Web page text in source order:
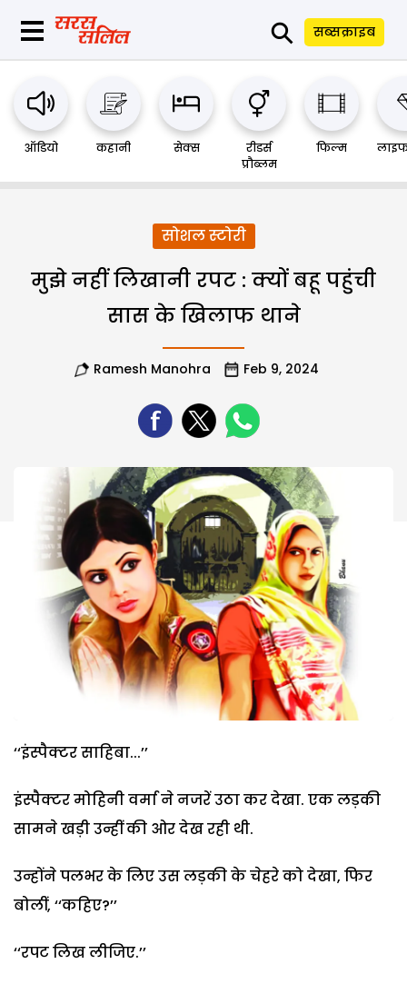
⚲ सब्सक्राइब
ऑडियो कहानी सेक्स
रीडर्स
प्रौब्लम
फिल्म
सोशल स्टोरी
मुझे नहीं लिखानी रपट : क्यों बहू पहुंची
सास के खिलाफ थाने
Ramesh Manohra Feb 9, 2024
‘‘इंस्पैक्टर साहिबा...’’
इंस्पैक्टर मोहिनी वर्मा ने नजरें उठा कर देखा. एक लड़की
सामने खड़ी उन्हीं की ओर देख रही थी.
उन्होंने पलभर के लिए उस लड़की के चेहरे को देखा, फिर
बोलीं, ‘‘कहिए?’’
‘‘रपट लिख लीजिए.’’